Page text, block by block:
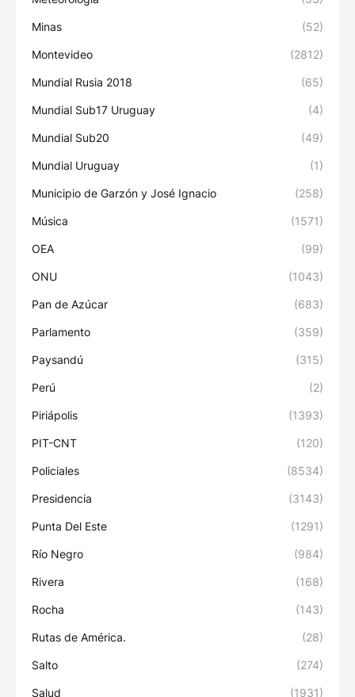
Minas (52)
Montevideo (2812)
Mundial Rusia 2018 (65)
Mundial Sub17 Uruguay (4)
Mundial Sub20 (49)
Mundial Uruguay (1)
Municipio de Garzón y José Ignacio (258)
Música (1571)
OEA (99)
ONU (1043)
Pan de Azúcar (683)
Parlamento (359)
Paysandú (315)
Perú (2)
Piriápolis (1393)
PIT-CNT (120)
Policiales (8534)
Presidencia (3143)
Punta Del Este (1291)
Río Negro (984)
Rivera (168)
Rocha (143)
Rutas de América. (28)
Salto (274)
Salud (1931)